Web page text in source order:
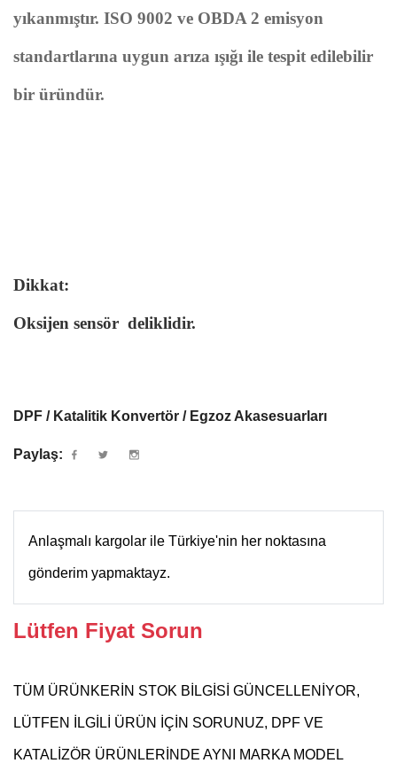
yıkanmıştır. ISO 9002 ve OBDA 2 emisyon
standartlarına uygun arıza ışığı ile tespit edilebilir
bir üründür.
Dikkat:
Oksijen sensör deliklidir.
DPF / Katalitik Konvertör / Egzoz Akasesuarları
Paylaş:
Anlaşmalı kargolar ile Türkiye'nin her noktasına
gönderim yapmaktayz.
Lütfen Fiyat Sorun
TÜM ÜRÜNKERİN STOK BİLGİSİ GÜNCELLENİYOR,
LÜTFEN İLGİLİ ÜRÜN İÇİN SORUNUZ, DPF VE
KATALİZÖR ÜRÜNLERİNDE AYNI MARKA MODEL